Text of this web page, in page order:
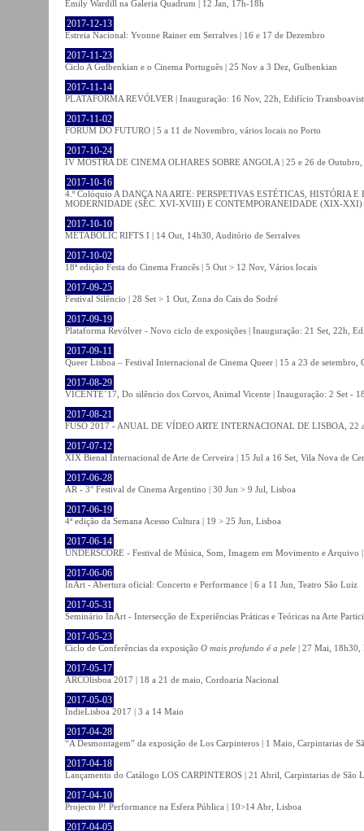
Emily Wardill na Galeria Quadrum | 12 Jan, 17h-18h
2017-12-13
Estreia Nacional: Yvonne Rainer em Serralves | 16 e 17 de Dezembro
2017-11-23
Ciclo A Gulbenkian e o Cinema Português | 25 Nov a 3 Dez, Gulbenkian
2017-11-14
PLATAFORMA REVÓLVER | Inauguração: 16 Nov, 22h, Edifício
2017-11-02
FÓRUM DO FUTURO | 5 a 11 de Novembro, vários locais no Porto
2017-10-24
IV MOSTRA DE CINEMA OLHARES SOBRE ANGOLA | 25 e 26 de
2017-10-16
4.º Colóquio A DANÇA NA ARTE: PERSPETIVAS ESTÉTICAS, HISTÓRIA
MODERNIDADE (SÉC. XVI-XVIII) E CONTEMPORANEIDADE (XIX-XXI)
2017-10-10
METABOLIC RIFTS I | 14 Out, 14h30, Auditório de Serralves
2017-10-02
18ª edição Festa do Cinema Francês | 5 Out > 12 Nov, Vários locais
2017-09-25
Festival Silêncio | 28 Set > 1 Out, Zona do Cais do Sodré
2017-09-19
Plataforma Revólver - Novo ciclo de exposições | Inauguração: 21 Set, 22h,
2017-09-11
Queer Lisboa – Festival Internacional de Cinema Queer | 15 a 23 de setembro,
2017-08-29
VICENTE´17, Do silêncio dos Corvos, Animal Vicente | Inauguração: 2 Set -
2017-08-21
FUSO 2017 - ANUAL DE VÍDEO ARTE INTERNACIONAL DE LISBOA, 22
2017-07-12
XIX Bienal Internacional de Arte de Cerveira | 15 Jul a 16 Set, Vila Nova de
2017-06-28
AR - 3° Festival de Cinema Argentino | 30 Jun > 9 Jul, Lisboa
2017-06-19
4ª edição da Semana Acesso Cultura | 19 > 25 Jun, Lisboa
2017-06-14
UNDERSCORE - Festival de Música, Som, Imagem em Movimento e Arquivo
2017-06-06
InArt - Abertura oficial: Concerto e Performance | 6 a 11 Jun, Teatro São Luiz
2017-05-31
Seminário InArt - Intersecção de Experiências Práticas e Teóricas na Arte
2017-05-23
Ciclo de Conferências da exposição O mais profundo é a pele | 27 Mai, 18h30,
2017-05-17
ARCOlisboa 2017 | 18 a 21 de maio, Cordoaria Nacional
2017-05-03
IndieLisboa 2017 | 3 a 14 Maio
2017-04-28
“A Desmontagem” da exposição de Los Carpinteros | 1 Maio, Carpintarias de
2017-04-18
Lançamento do Catálogo LOS CARPINTEROS | 21 Abril, Carpintarias de São
2017-04-10
Projecto P! Performance na Esfera Pública | 10>14 Abr, Lisboa
2017-04-05